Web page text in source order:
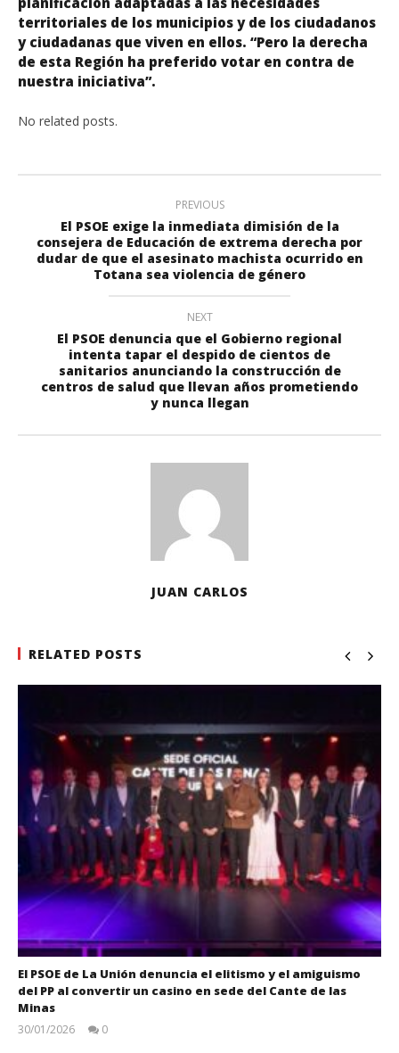
territoriales de los municipios y de los ciudadanos
y ciudadanas que viven en ellos. “Pero la derecha
de esta Región ha preferido votar en contra de
nuestra iniciativa”.
No related posts.
PREVIOUS
El PSOE exige la inmediata dimisión de la
consejera de Educación de extrema derecha por
dudar de que el asesinato machista ocurrido en
Totana sea violencia de género
NEXT
El PSOE denuncia que el Gobierno regional
intenta tapar el despido de cientos de
sanitarios anunciando la construcción de
centros de salud que llevan años prometiendo
y nunca llegan
JUAN CARLOS
RELATED POSTS
El PSOE de La Unión denuncia el elitismo y el amiguismo
del PP al convertir un casino en sede del Cante de las
Minas
30/01/2026
0